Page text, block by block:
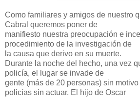
Como familiares y amigos de nuestro
Cabral queremos poner de
manifiesto nuestra preocupación e
procedimiento de la investigación de
la causa que derivo en su muerte.
Durante la noche del hecho, una vez
policía, el lugar se invade de
gente (más de 20 personas) sin
policías sin actuar. El hijo de Oscar